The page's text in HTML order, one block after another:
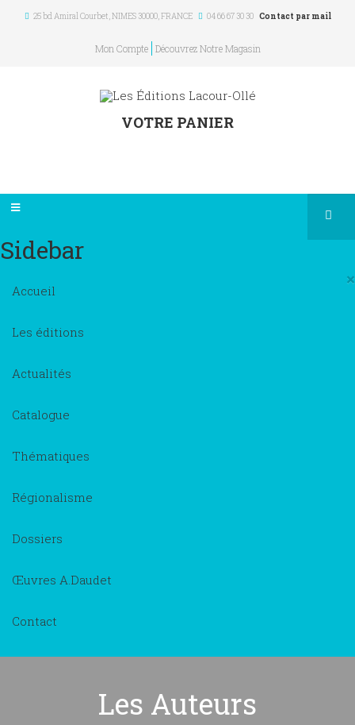
25 bd Amiral Courbet, NIMES 30000,FRANCE 04 66 67 30 30 Contact par mail
Mon Compte Découvrez Notre Magasin
VOTRE PANIER
Sidebar
×
Accueil
Les éditions
Actualités
Catalogue
Thématiques
Régionalisme
Dossiers
Œuvres A.Daudet
Contact
Les Auteurs